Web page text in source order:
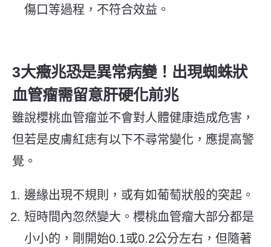
傷口等過程，不符合效益。
3大癥兆恐是異常病變！出現蜘蛛狀
血管瘤需留意肝硬化前兆
雖說櫻桃血管瘤並不會對人體健康造成危害，
但若是皮膚紅痣有以下不尋常變化，應提高警
覺。
邊緣出現不規則，或有如葡萄狀般的突起。
短時間內忽然變大。櫻桃血管瘤大部分都是
小小的，剛開始0.1或0.2公分左右，但隨著